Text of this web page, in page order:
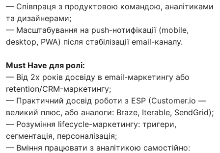
— Співпраця з продуктовою командою, аналітиками
та дизайнерами;
— Масштабування на push-нотифікації (mobile,
desktop, PWA) після стабілізації email-каналу.
Must Have для ролі:
— Від 2х років досвіду в email-маркетингу або
retention/CRM-маркетингу;
— Практичний досвід роботи з ESP (Customer.io —
великий плюс, або аналоги: Braze, Iterable, SendGrid);
— Розуміння lifecycle-маркетингу: тригери,
сегментація, персоналізація;
— Вміння працювати з аналітикою самостійно: